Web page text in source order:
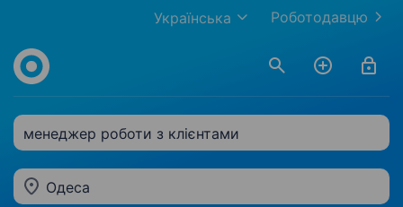
Роботодавцю
Українська
менеджер роботи з клієнтами
Одеса